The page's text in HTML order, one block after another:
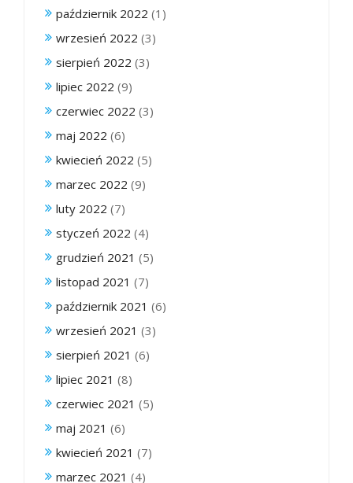
październik 2022 (1)
wrzesień 2022 (3)
sierpień 2022 (3)
lipiec 2022 (9)
czerwiec 2022 (3)
maj 2022 (6)
kwiecień 2022 (5)
marzec 2022 (9)
luty 2022 (7)
styczeń 2022 (4)
grudzień 2021 (5)
listopad 2021 (7)
październik 2021 (6)
wrzesień 2021 (3)
sierpień 2021 (6)
lipiec 2021 (8)
czerwiec 2021 (5)
maj 2021 (6)
kwiecień 2021 (7)
marzec 2021 (4)